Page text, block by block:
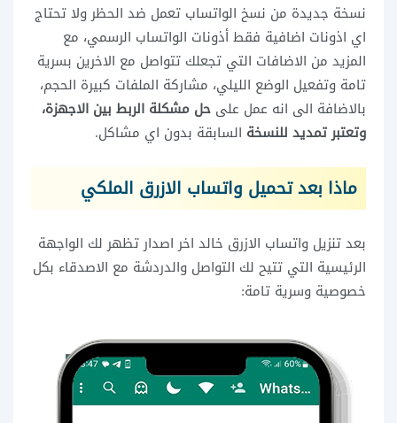
نسخة جديدة من نسخ الواتساب تعمل ضد الحظر ولا تحتاج
اي اذونات اضافية فقط أذونات الواتساب الرسمي، مع
المزيد من الاضافات التي تجعلك تتواصل مع الاخرين بسرية
تامة وتفعيل الوضع الليلي، مشاركة الملفات كبيرة الحجم،
بالاضافة الى انه عمل على حل مشكلة الربط بين الاجهزة،
وتعتبر تمديد للنسخة السابقة بدون اي مشاكل.
ماذا بعد تحميل واتساب الازرق الملكي
بعد تنزيل واتساب الازرق خالد اخر اصدار تظهر لك الواجهة
الرئيسية التي تتيح لك التواصل والدردشة مع الاصدقاء بكل
خصوصية وسرية تامة: